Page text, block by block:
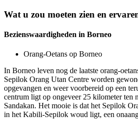
Wat u zou moeten zien en
Bezienswaardigheden in Borneo
Orang-Oetans op Borneo
In Borneo leven nog de laatste orang-
Sepilok Orang Utan Centre worden
opgevangen en weer voorbereid op een
centrum ligt op ongeveer 25 kilometer ten
Sandakan. Het mooie is dat het Sepilok
in het Kabili-Sepilok woud ligt, een